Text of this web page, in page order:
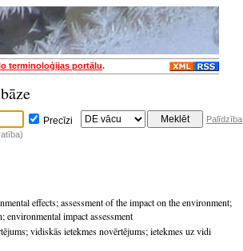
terminoloģijas portālu.
Precīzi
Palīdzība
effects;assessment of the impact on the environment;
;environmental impact assessment
;vidiskās ietekmes novērtējums;ietekmes uz vidi